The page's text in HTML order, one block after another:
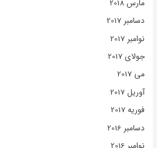
مارس 2018
دسامبر 2017
نوامبر 2017
جولای 2017
می 2017
آوریل 2017
فوریه 2017
دسامبر 2016